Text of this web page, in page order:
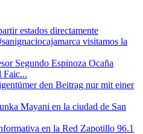
estados directamente
visitamos la
Segundo Espinoza Ocaña
Faic...
den Beitrag nur mit einer
Mayani en la ciudad de San
en la Red Zapotillo 96.1